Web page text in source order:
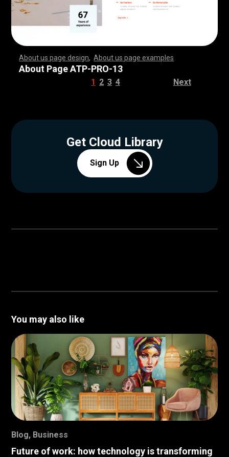
About us page design ,About us page examples
,,,,,,,,,,,,,,,,,,,,,,,, ,,,,,,,,,,,,,,,,,,,,,,,,,,,
,,,,,,,,,,,,,,,,,,,,,,,, ,,,,,,,,,,,,,,,,,,,,,,,,,,,
,,,,,,,,,,,,,,,,,,,,,,,, ,,,,,,,,,,,,,,,,,,,,,,,,,,,
,,,,,,,,,,,,,,,,,,,,,,,, ,,,,,,,,,,,,,,,,,,,,,,,,,,,
,,,,,,,,,,,,,,,,,,,,,,,, ,,,,,,,,,,,,,,,,,,,,,,,,,,,
,,,,,,,,,,,,,,,,,,,,,,,, ,,,,,,,,,,,,,,,,,,,,,,,,,,,
,,,,,,,,,,,,,,,,,,,,,,,, ,,,,,,,,,,,,,,,,,,,,,,,,,,,
,,,,,,,,,,,,,,,,,,,,,,,, ,,,,,,,,,,,,
About Page ATP-PRO-13
1 2 3 4 Next
Get Cloud Library
Sign Up
You may also like
Blog, Business
Future of work: how technology is transforming